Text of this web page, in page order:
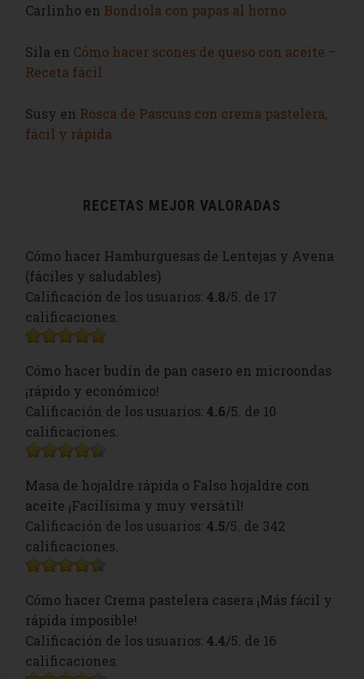
Carlinho en Bondiola con papas al horno
Sila en Cómo hacer scones de queso con aceite –
Receta fácil
Susy en Rosca de Pascuas con crema pastelera,
fácil y rápida
RECETAS MEJOR VALORADAS
Cómo hacer Hamburguesas de Lentejas y Avena
(fáciles y saludables)
Calificación de los usuarios: 4.8/5. de 17
calificaciones.
Cómo hacer budín de pan casero en microondas
¡rápido y económico!
Calificación de los usuarios: 4.6/5. de 10
calificaciones.
Masa de hojaldre rápida o Falso hojaldre con
aceite ¡Facilísima y muy versátil!
Calificación de los usuarios: 4.5/5. de 342
calificaciones.
Cómo hacer Crema pastelera casera ¡Más fácil y
rápida imposible!
Calificación de los usuarios: 4.4/5. de 16
calificaciones.